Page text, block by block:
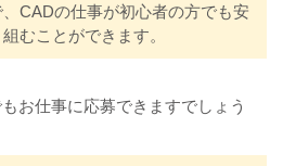
、CADの仕事が初心者の方でも安
むことができます。
お仕事に応募できますでしょう